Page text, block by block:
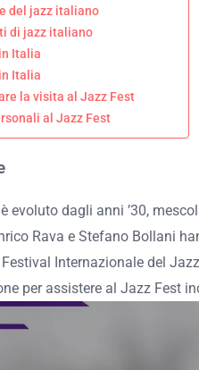
del jazz italiano
di jazz italiano
Italia
Italia
la visita al Jazz Fest
al Jazz Fest
è evoluto dagli anni ’30,
Rava e Stefano Bollani
Internazionale del
per assistere al Jazz Fest